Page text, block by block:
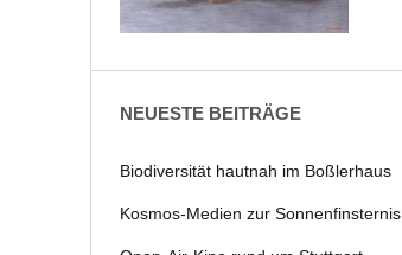
NEUESTE BEITRÄGE
Biodiversität hautnah im Boßlerhaus
Kosmos-Medien zur Sonnenfinsternis